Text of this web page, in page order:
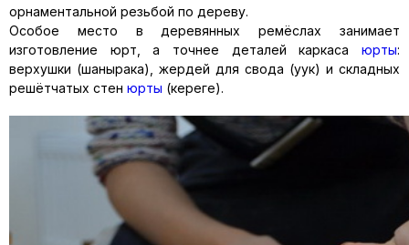
орнаментальной резьбой по дереву.
Особое место в деревянных ремёслах занимает
изготовление юрт, а точнее деталей каркаса юрты:
верхушки (шанырака), жердей для свода (уук) и складных
решётчатых стен юрты (кереге).